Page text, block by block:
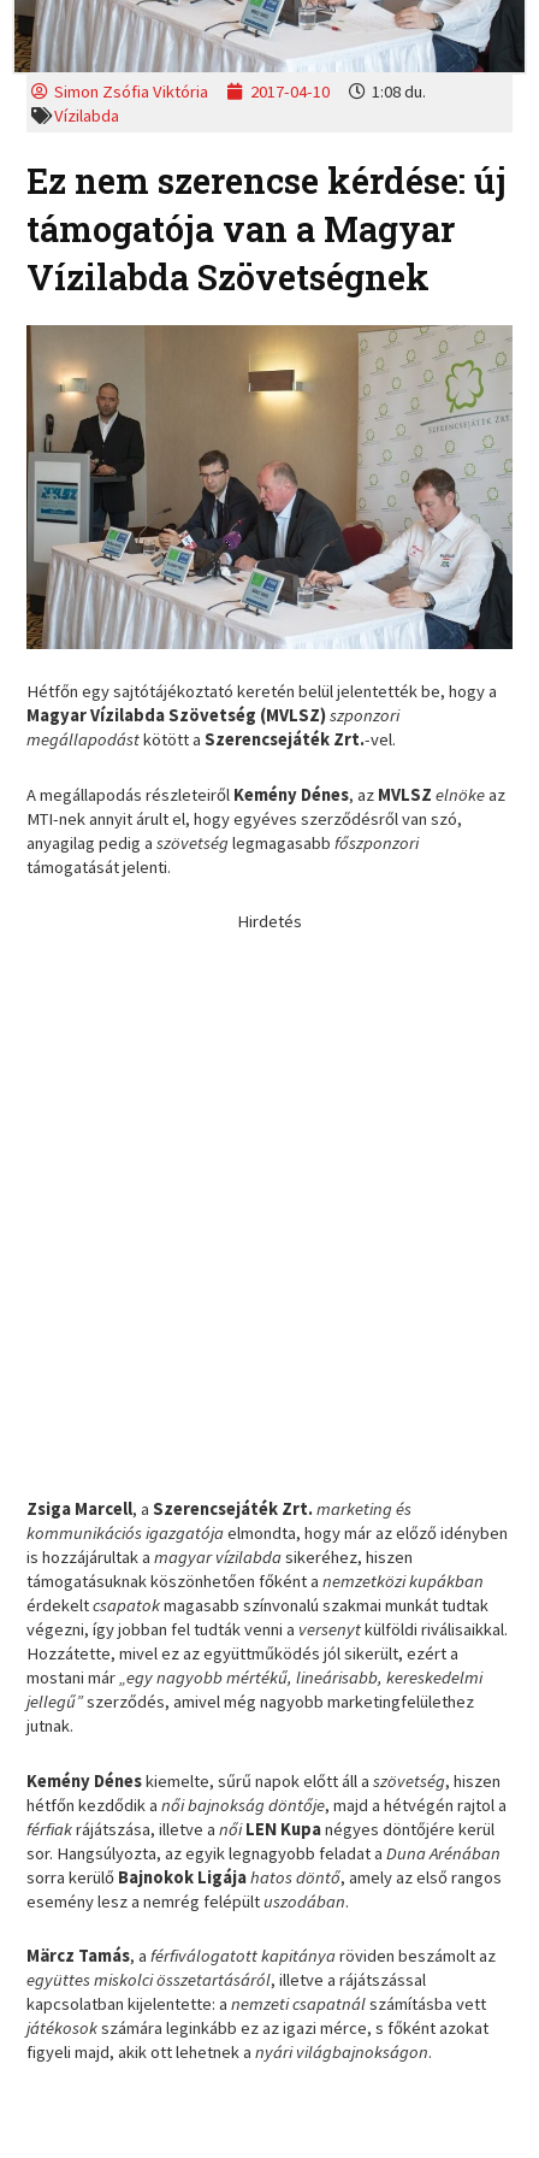
Simon Zsófia Viktória 2017-04-10
1:08 du.
Vízilabda
Ez nem szerencse kérdése: új
támogatója van a Magyar
Vízilabda Szövetségnek
Hétfőn egy sajtótájékoztató keretén belül jelentették be, hogy a
Magyar Vízilabda Szövetség (MVLSZ)szponzori
megállapodástkötött aSzerencsejáték Zrt.-vel.
A megállapodás részleteiről Kemény Dénes, az MVLSZ elnökeaz
MTI-nek annyit árult el, hogy egyéves szerződésről van szó,
anyagilag pedig aszövetséglegmagasabbfőszponzori
támogatását jelenti.
Hirdetés
Zsiga Marcell, aSzerencsejáték Zrt.marketing és
kommunikációs igazgatójaelmondta, hogy már az előző idényben
is hozzájárultak amagyar vízilabdasikeréhez, hiszen
támogatásuknak köszönhetően főként anemzetközi kupákban
érdekeltcsapatokmagasabb színvonalú szakmai munkát tudtak
végezni, így jobban fel tudták venni a versenytkülföldi riválisaikkal.
Hozzátette, mivel ez az együttműködés jól sikerült, ezért a
mostani már„egy nagyobb mértékű, lineárisabb, kereskedelmi
jellegű”szerződés, amivel még nagyobb marketingfelülethez
jutnak.
Kemény Déneskiemelte, sűrű napok előtt áll aszövetség, hiszen
hétfőn kezdődik anői bajnokság döntője, majd a hétvégén rajtol a
férfiakrájátszása, illetve anői LEN Kupanégyes döntőjére kerül
sor. Hangsúlyozta, az egyik legnagyobb feladat aDuna Arénában
sorra kerülő Bajnokok Ligájahatos döntő, amely az első rangos
esemény lesz a nemrég felépültuszodában.
Märcz Tamás, aférfiválogatott kapitányaröviden beszámolt az
együttes miskolci összetartásáról, illetve a rájátszással
kapcsolatban kijelentette: anemzeti csapatnálszámításba vett
játékosokszámára leginkább ez az igazi mérce, s főként azokat
figyeli majd, akik ott lehetnek anyári világbajnokságon.